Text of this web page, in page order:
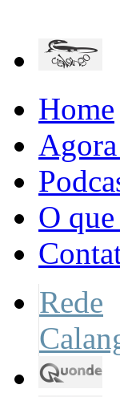
Home
O que
Rede